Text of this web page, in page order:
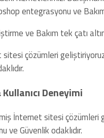
entegrasyonu ve
ve Bakım tek çatı
çözümleri
Deneyimi
İnternet sitesi çözümleri
ve Güvenlik odaklıdır.